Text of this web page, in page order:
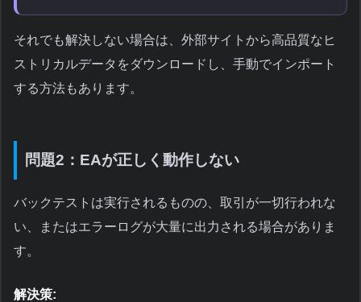
それでも解決しない場合は、外部サイトから高品質なヒ
ストリカルデータをダウンロードし、手動でインポート
する方法もあります。
問題2：EAが正しく動作しない
バックテストは実行されるものの、取引が一切行われな
い、またはエラーログが大量に出力される場合がありま
す。
解決策: